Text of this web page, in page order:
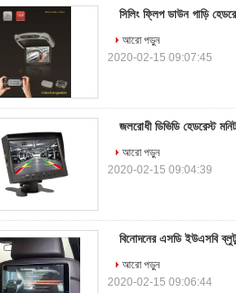
সিলিং ফ্লিপ ডাউন গাড়ি
আরো পড়ুন
2020-02-15 09:07:45
জলরোধী ডিভিডি হেডরেস্ট
আরো পড়ুন
2020-02-15 09:04:39
বিনোদনের এসডি ইউএসবি
আরো পড়ুন
2020-02-15 09:06:44